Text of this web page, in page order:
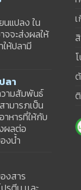
นแปลง ใน
จจะส่งผลให้
ห้ปลามี
ลา
ามสัมพันธ์
มารภเป็น
าหารที่ให้กับ
ผลต่อ
งน้ำ
งสาร